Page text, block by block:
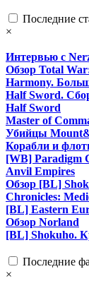
Последние
×
Интервью с
Обзор Total
Harmony.
Half Sword.
Half Sword
Master of
Убийцы
Корабли и
[WB] Paradigm
Anvil Empires
Обзор [BL]
Chronicles:
[BL] Eastern
Обзор Norland
[BL] Shokuho.
Последние
×